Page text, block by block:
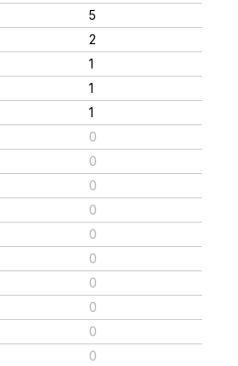
5
2
1
1
1
0
0
0
0
0
0
0
0
0
0